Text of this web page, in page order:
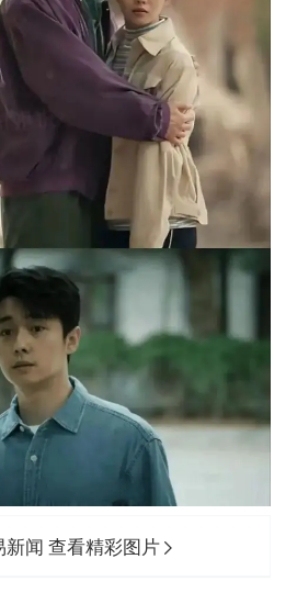
新闻 查看精彩图片